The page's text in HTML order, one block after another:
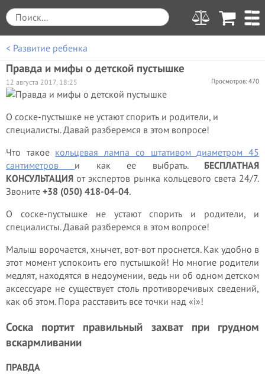
< Развитие ребенка
Правда и мифы о детской пустышке
Просмотров: 470
12 августа 2017, 18:25
О соске-пустышке не устают спорить и родители, и
специалисты. Давай разберемся в этом вопросе!
Что такое кольцевая лампа со штативом диаметром 45
сантиметров и как ее выбрать. БЕСПЛАТНАЯ
КОНСУЛЬТАЦИЯ от экспертов рынка кольцевого света 24/7.
Звоните +38 (050) 418-04-04.
О соске-пустышке не устают спорить и родители, и
специалисты. Давай разберемся в этом вопросе!
Малыш ворочается, хнычет, вот-вот проснется. Как удобно в
этот момент успокоить его пустышкой! Но многие родители
медлят, находятся в недоумении, ведь ни об одном детском
аксессуаре не существует столь противоречивых сведений,
как об этом. Пора расставить все точки над «і»!
Соска портит правильный захват при грудном
вскармливании
ПРАВДА